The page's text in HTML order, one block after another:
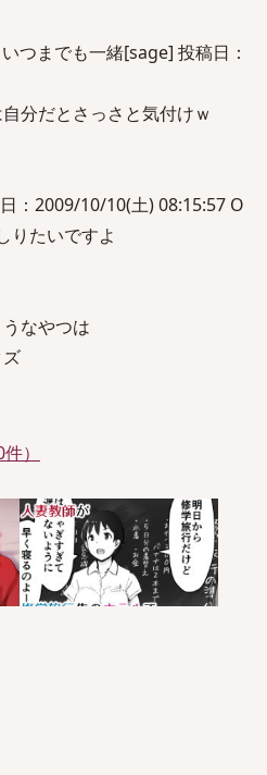
つまでも一緒[sage] 投稿日：
分だとさっさと気付けｗ
：2009/10/10(土) 08:15:57 O
りたいですよ
なやつは
）